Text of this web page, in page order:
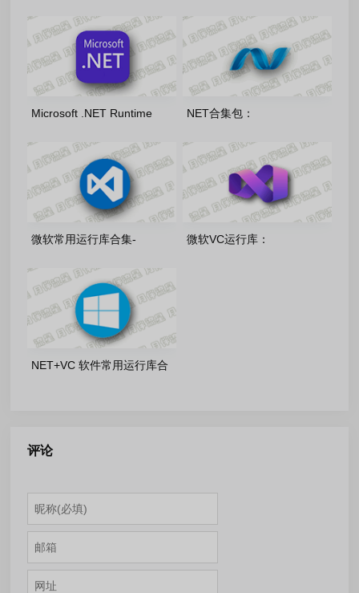
150.0.4078.105 精简优化版
Package_7.3.26.0715
Microsoft .NET Runtime
(2026.07.14)
NET合集包：
微软常用运行库合集-
微软VC运行库：
NET+VC 软件常用运行库合
评论